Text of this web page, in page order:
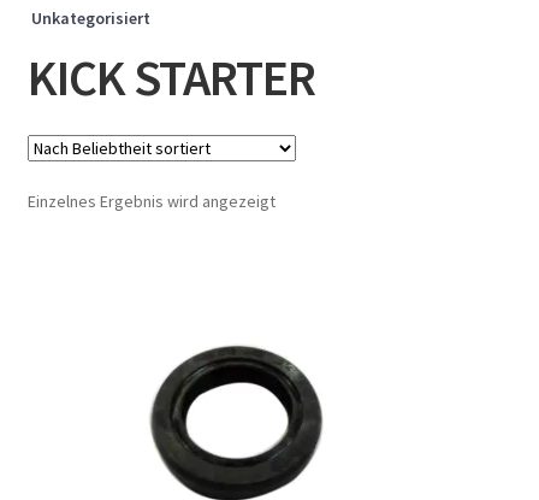
Unkategorisiert
KICK STARTER
Einzelnes Ergebnis wird angezeigt